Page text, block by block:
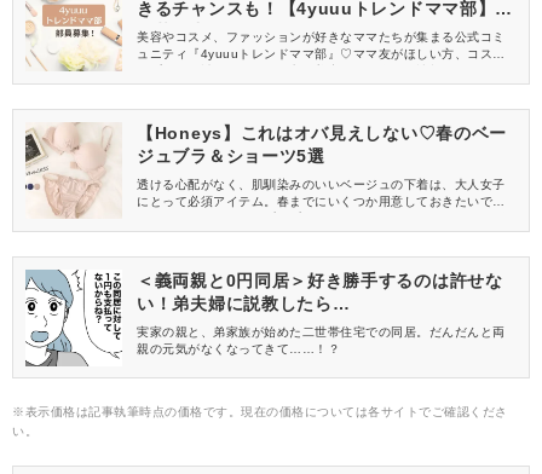
きるチャンスも！【4yuuuトレンドママ部】部
員募集中
美容やコスメ、ファッションが好きなママたちが集まる公式コミ
ュニティ『4yuuuトレンドママ部』♡ママ友がほしい方、コスメサ
信してくれる方を募集しています！
【Honeys】これはオバ見えしない♡春のベー
ジュブラ＆ショーツ5選
透ける心配がなく、肌馴染みのいいベージュの下着は、大人女子
にとって必須アイテム。春までにいくつか用意しておきたいです
がおすすめ。オバ見えしないけど、大人女子にぴったりなベージ
＜義両親と0円同居＞好き勝手するのは許せな
い！弟夫婦に説教したら…
実家の親と、弟家族が始めた二世帯住宅での同居。だんだんと両
親の元気がなくなってきて……！？
※表示価格は記事執筆時点の価格です。現在の価格については各サイトでご確認くださ
い。